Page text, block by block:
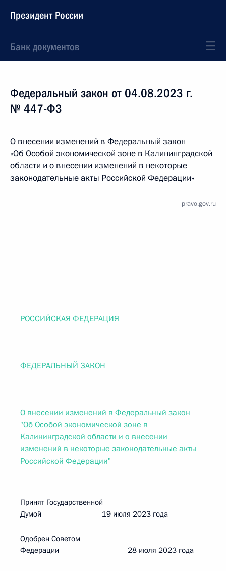
Президент России
Банк документов
Федеральный закон от 04.08.2023 г.
№ 447-ФЗ
О внесении изменений в Федеральный закон
«Об Особой экономической зоне в Калининградской
области и о внесении изменений в некоторые
законодательные акты Российской Федерации»
pravo.gov.ru
РОССИЙСКАЯ ФЕДЕРАЦИЯ
ФЕДЕРАЛЬНЫЙ ЗАКОН
О внесении изменений в Федеральный закон
"Об Особой экономической зоне в
Калининградской области и о внесении
изменений в некоторые законодательные акты
Российской Федерации"
Принят Государственной
Думой 19 июля 2023 года
Одобрен Советом
Федерации 28 июля 2023 года